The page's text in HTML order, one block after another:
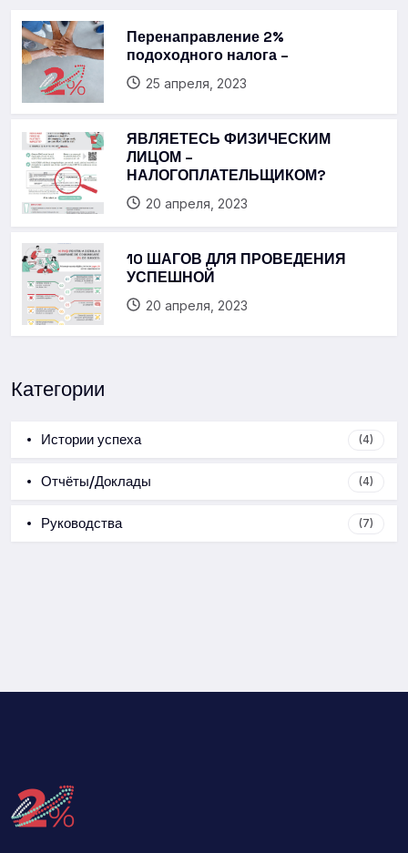
Перенаправление 2%
подоходного налога –
25 апреля, 2023
ЯВЛЯЕТЕСЬ ФИЗИЧЕСКИМ
ЛИЦОМ –
НАЛОГОПЛАТЕЛЬЩИКОМ?
20 апреля, 2023
10 ШАГОВ ДЛЯ ПРОВЕДЕНИЯ
УСПЕШНОЙ
20 апреля, 2023
Категории
Истории успеха (4)
Отчёты/Доклады (4)
Руководства (7)